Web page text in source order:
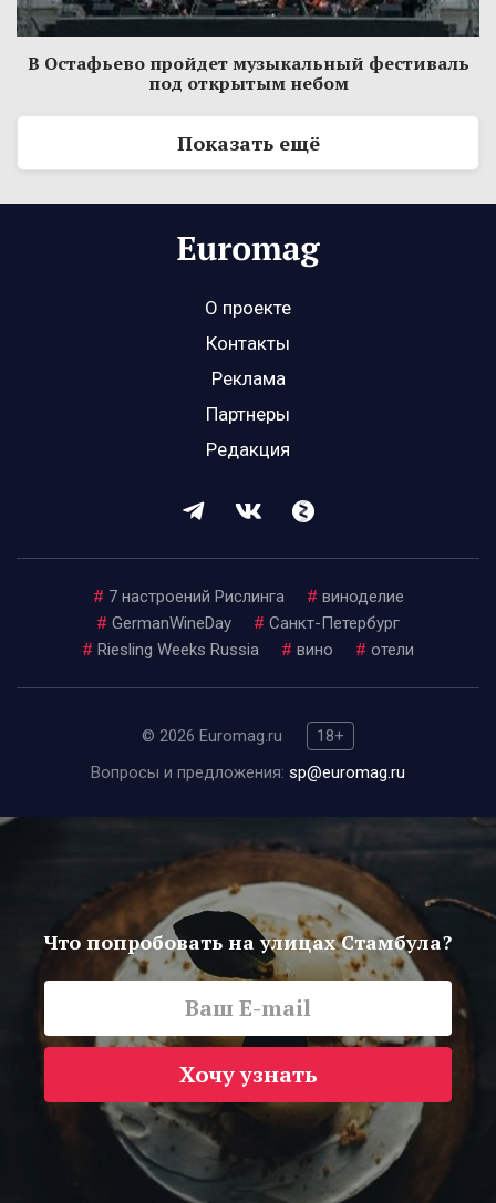
В Остафьево пройдет музыкальный фестиваль
под открытым небом
Показать ещё
О проекте
Контакты
Реклама
Партнеры
Редакция
# 7 настроений Рислинга # виноделие
# GermanWineDay # Санкт-Петербург
# Riesling Weeks Russia # вино # отели
© 2026 Euromag.ru
18+
Вопросы и предложения: sp@euromag.ru
Что попробовать на улицах Стамбула?
Хочу узнать